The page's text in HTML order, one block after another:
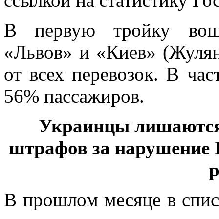
В первую тройку
«Львов» и «Киев»
от всех перевозок. В
56% пассажиров.
Украинцы лишаются
штрафов за
В прошлом месяце в